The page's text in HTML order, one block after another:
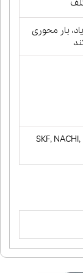
بار محوری
SKF,